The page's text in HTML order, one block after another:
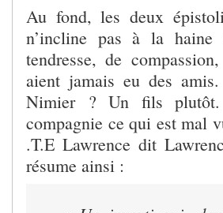
Au fond, les deux
n’incline pas à la
tendresse, de
aient jamais eu des
Nimier ? Un fils plutôt.
compagnie ce qui est mal
.T.E Lawrence dit
résume ainsi :